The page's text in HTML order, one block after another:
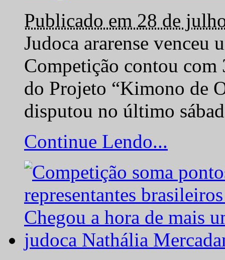
Publicado em 28 de
Judoca ararense venceu
Competição contou com
do Projeto “Kimono de
disputou no último
Continue Lendo...